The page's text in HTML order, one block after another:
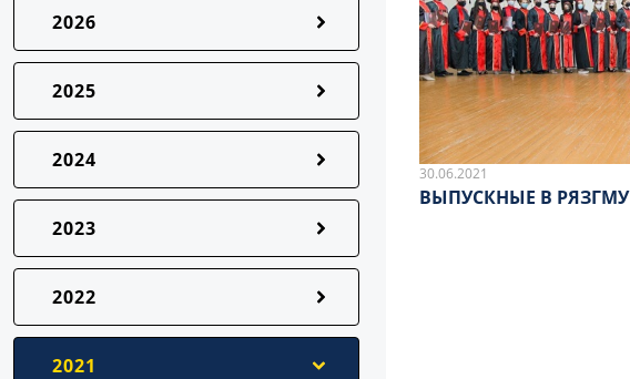
2026
2025
2024
2023
2022
2021
30.06.2021
ВЫПУСКНЫЕ В РЯЗГМУ